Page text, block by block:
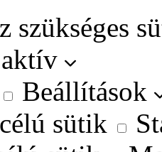
szükséges
Beállítások
sütik